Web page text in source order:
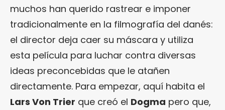
muchos han querido rastrear e imponer
tradicionalmente en la filmografía del danés:
el director deja caer su máscara y utiliza
esta película para luchar contra diversas
ideas preconcebidas que le atañen
directamente. Para empezar, aquí habita el
Lars Von Trier que creó el Dogma pero que,